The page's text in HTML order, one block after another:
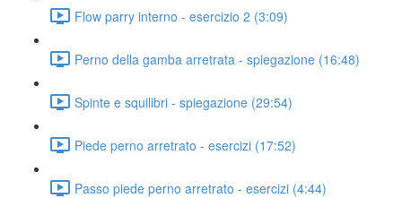
Flow parry interno - esercizio 2 (3:09)
Perno della gamba arretrata - spiegazione (16:48)
Spinte e squilibri - spiegazione (29:54)
Piede perno arretrato - esercizi (17:52)
Passo piede perno arretrato - esercizi (4:44)